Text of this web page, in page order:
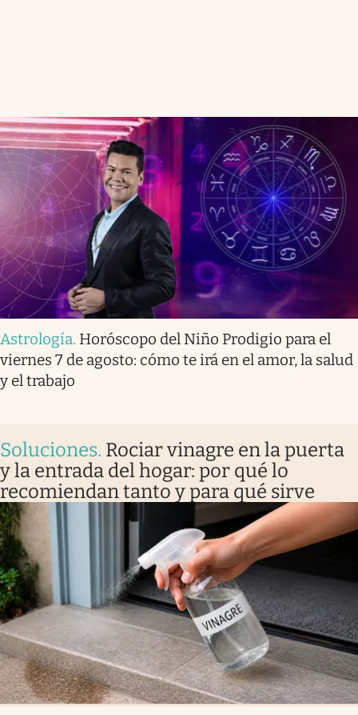
Astrología. Horóscopo del Niño Prodigio para el
viernes 7 de agosto: cómo te irá en el amor, la salud
y el trabajo
Soluciones. Rociar vinagre en la puerta
y la entrada del hogar: por qué lo
recomiendan tanto y para qué sirve